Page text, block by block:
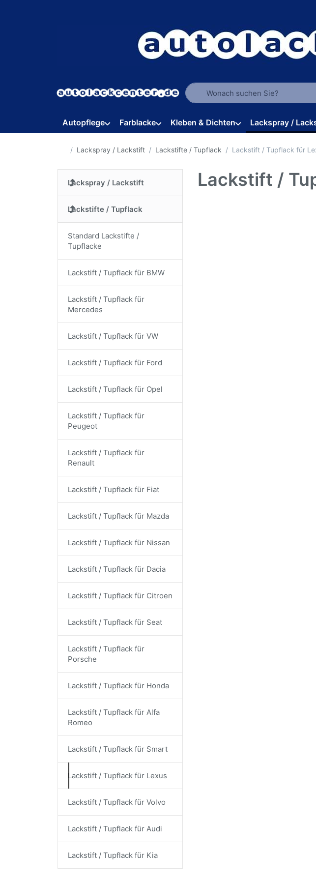
Geben Sie einen Suchbegriff ein.
Autopflege Farblacke Kleben & Dichten Lackspray /
Startseite
Lackspray / Lackstift Lackstifte / Tupflack Lackstift / Tupflack für
Lackspray / Lackstift
Lackstifte / Tupflack
Standard Lackstifte /
Tupflacke
Lackstift / Tupflack für BMW
Lackstift / Tupflack für
Mercedes
Lackstift / Tupflack für VW
Lackstift / Tupflack für Ford
Lackstift / Tupflack für Opel
Lackstift / Tupflack für
Peugeot
Lackstift / Tupflack für
Renault
Lackstift / Tupflack für Fiat
Lackstift / Tupflack für Mazda
Lackstift / Tupflack für Nissan
Lackstift / Tupflack für Dacia
Lackstift / Tupflack für Citroen
Lackstift / Tupflack für Seat
Lackstift / Tupflack für
Porsche
Lackstift / Tupflack für Honda
Lackstift / Tupflack für Alfa
Romeo
Lackstift / Tupflack für Smart
Lackstift / Tupflack für Lexus
Lackstift / Tupflack für Volvo
Lackstift / Tupflack für Audi
Lackstift / Tupflack für Kia
Lackstift /